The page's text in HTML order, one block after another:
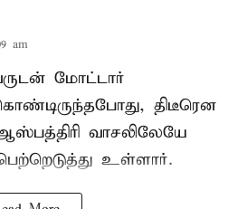
am
மோட்டார்
திடீரென
வாசலிலேயே
உள்ளார்.